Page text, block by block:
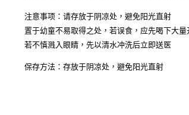
注意事项：请存放于阴凉处，避免阳光直射
置于幼童不易取得之处，若误食，应先喝下大
若不慎溅入眼睛，先以清水冲洗后立即送医
保存方法：存放于阴凉处，避免阳光直射